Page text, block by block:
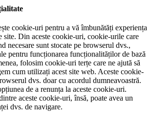
cookie-uri pentru a vă îmbunătăți experiența
site. Din aceste cookie-uri, cookie-urile care
necesare sunt stocate pe browserul dvs.,
pentru funcționarea funcționalităților de bază
folosim cookie-uri terțe care ne ajută să
cum utilizați acest site web. Aceste cookie-
dvs. doar cu acordul dumneavoastră.
de a renunța la aceste cookie-uri.
aceste cookie-uri, însă, poate avea un
dvs. de navigare.